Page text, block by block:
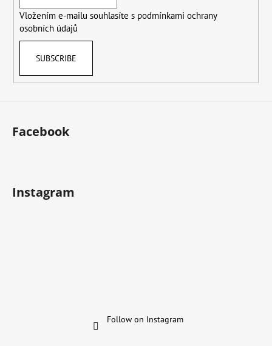
r
o
Vložením e-mailu souhlasíte s podmínkami ochrany
osobních údajů
SUBSCRIBE
Facebook
Instagram
Follow on Instagram